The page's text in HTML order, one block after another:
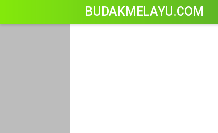
BUDAKMELAYU.COM